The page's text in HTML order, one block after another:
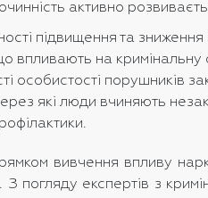
активно
підвищення та
впливають на кримінальну
особистості порушників
які люди вчиняють
вивчення впливу
З погляду експертів з